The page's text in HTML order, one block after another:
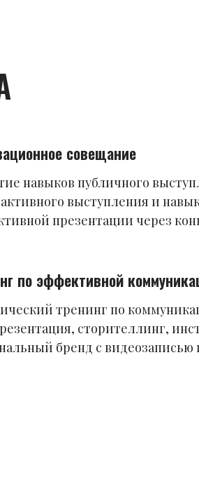
совещание
навыков публичного
выступления и
презентации через
по эффективной
тренинг по
сторителлинг,
бренд с видеозаписью